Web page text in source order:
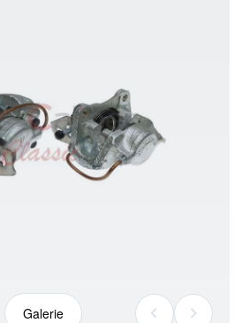
Galerie